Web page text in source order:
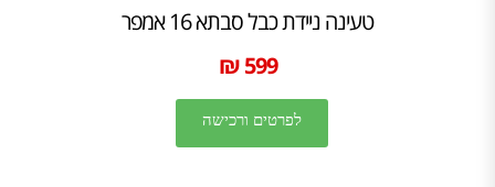
טעינה ניידת כבל סבתא 16 אמפר
599 ₪
לפרטים ורכישה